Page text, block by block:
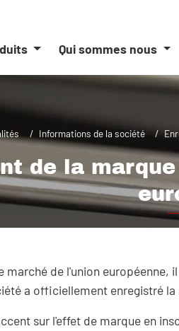
Qui sommes nous
Informations de la société
de la
marché de l'union
a officiellement enregistré la
sur ​​l'effet de marque en